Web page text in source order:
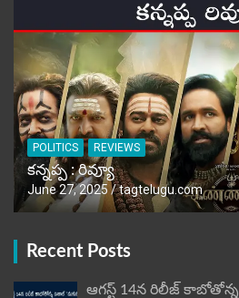
POLITICS REVIEWS
కన్నప్ప : రివ్యూ
June 27, 2025 tagtelugu.com
Recent Posts
ఆగస్ట్ 14న రిలీజ్ కాబోతోన్న